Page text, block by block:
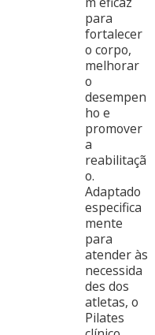
para
fortalecer
o corpo,
melhorar
o
desempen
ho e
promover
a
reabilitaçã
o.
Adaptado
especifica
mente
para
atender às
necessida
des dos
atletas, o
Pilates